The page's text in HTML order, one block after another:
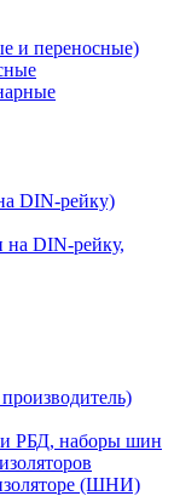
и переносные)
DIN-рейку)
на DIN-рейку,
РБД, наборы шин
(ШНИ)